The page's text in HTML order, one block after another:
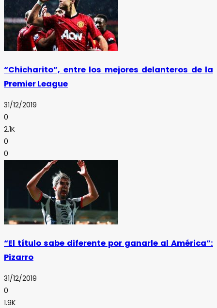
“Chicharito”, entre los mejores delanteros de la
Premier League
31/12/2019
0
2.1K
0
0
“El título sabe diferente por ganarle al América”:
Pizarro
31/12/2019
0
1.9K